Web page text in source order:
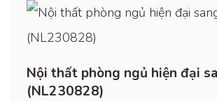
Nội thất phòng ngủ hiện đại
(NL230828)